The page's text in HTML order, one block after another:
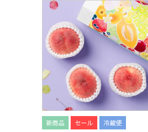
新商品 セール 冷蔵便